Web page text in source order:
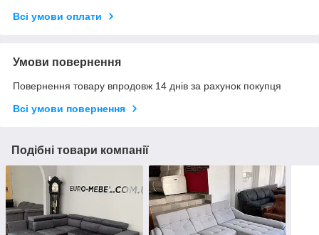
Всі умови оплати
Умови повернення
Повернення товару впродовж 14 днів за рахунок покупця
Всі умови повернення
Подібні товари компанії